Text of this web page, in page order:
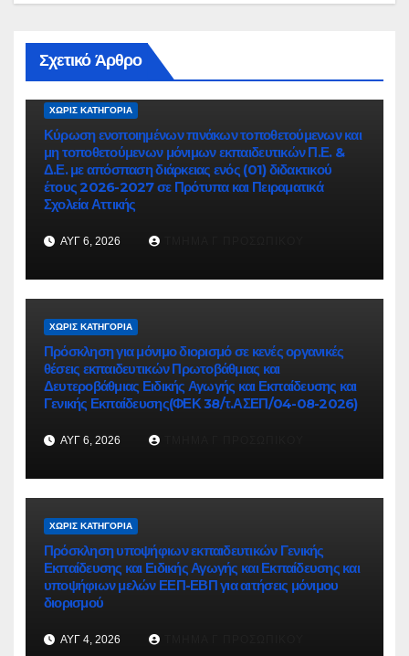
Σχετικό Άρθρο
ΧΩΡΊΣ ΚΑΤΗΓΟΡΊΑ
Κύρωση ενοποιημένων πινάκων τοποθετούμενων και
μη τοποθετούμενων μόνιμων εκπαιδευτικών Π.Ε. &
Δ.Ε. με απόσπαση διάρκειας ενός (01) διδακτικού
έτους 2026-2027 σε Πρότυπα και Πειραματικά
Σχολεία Αττικής
ΑΥΓ 6, 2026
ΧΩΡΊΣ ΚΑΤΗΓΟΡΊΑ
Πρόσκληση για μόνιμο διορισμό σε κενές οργανικές
θέσεις εκπαιδευτικών Πρωτοβάθμιας και
Δευτεροβάθμιας Ειδικής Αγωγής και Εκπαίδευσης και
Γενικής Εκπαίδευσης(ΦΕΚ 38/τ.ΑΣΕΠ/04-08-2026)
ΑΥΓ 6, 2026
ΧΩΡΊΣ ΚΑΤΗΓΟΡΊΑ
Πρόσκληση υποψήφιων εκπαιδευτικών Γενικής
Εκπαίδευσης και Ειδικής Αγωγής και Εκπαίδευσης και
υποψήφιων μελών ΕΕΠ-ΕΒΠ για αιτήσεις μόνιμου
διορισμού
ΑΥΓ 4, 2026